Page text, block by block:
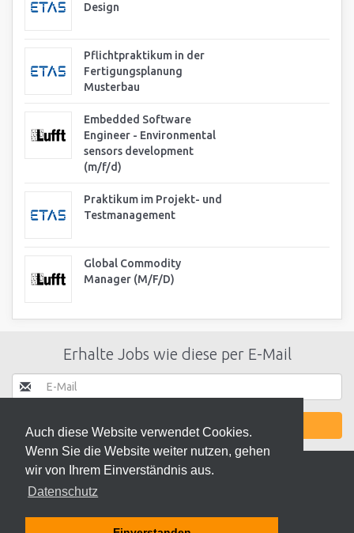
Auch diese Website verwendet Cookies.
Wenn Sie die Website weiter nutzen, gehen
wir von Ihrem Einverständnis aus.
Datenschutz
Design
Pflichtpraktikum in der
Fertigungsplanung
Musterbau
Embedded Software
Engineer - Environmental
sensors development
(m/f/d)
Praktikum im Projekt- und
Testmanagement
Global Commodity
Manager (M/F/D)
Erhalte Jobs wie diese per E-Mail
JETZT AKTIVIEREN